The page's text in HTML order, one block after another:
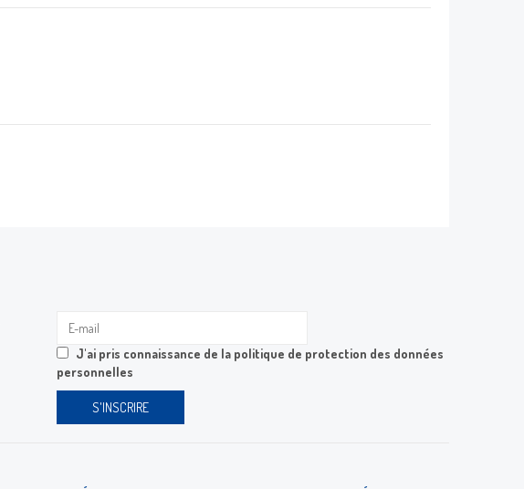
J'ai pris connaissance de la politique de protection des données
personnelles